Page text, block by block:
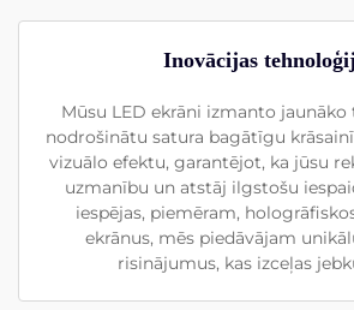
Inovācijas
Mūsu LED ekrāni izmanto
nodrošinātu satura bagātīgu
vizuālo efektu, garantējot, ka jūsu
uzmanību un atstāj ilgstošu
iespējas, piemēram,
ekrānus, mēs piedāvājam
risinājumus, kas izceļas